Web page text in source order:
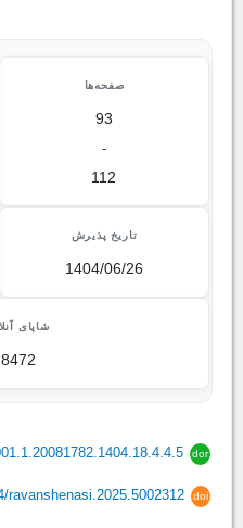
صفحه‌ها
93
-
112
تاریخ پذیرش
1404/06/26
شاپای
dor
doi
ravanshenasi.2025.5002312